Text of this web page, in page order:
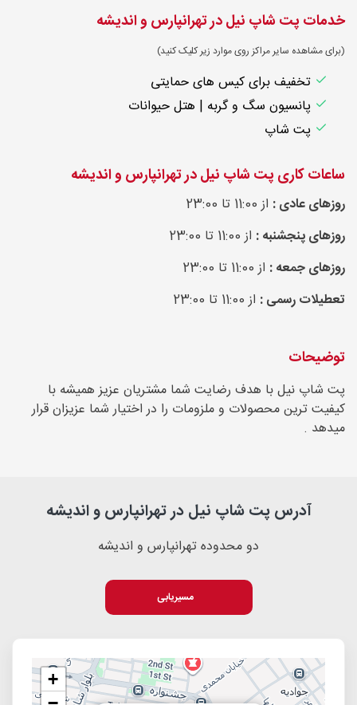
خدمات پت شاپ نیل در تهرانپارس و اندیشه
(برای مشاهده سایر مراکز روی موارد زیر کلیک کنید)
تخفیف برای کیس های حمایتی
پانسیون سگ و گربه | هتل حیوانات
پت شاپ
ساعات کاری پت شاپ نیل در تهرانپارس و اندیشه
روزهای عادی : از 11:00 تا 23:00
روزهای پنجشنبه : از 11:00 تا 23:00
روزهای جمعه : از 11:00 تا 23:00
تعطیلات رسمی : از 11:00 تا 23:00
توضیحات
پت شاپ نیل با هدف رضایت شما مشتریان عزیز همیشه با
کیفیت ترین محصولات و ملزومات را در اختیار شما عزیزان قرار
میدهد .
آدرس پت شاپ نیل در تهرانپارس و اندیشه
دو محدوده تهرانپارس و اندیشه
مسیریابی
+